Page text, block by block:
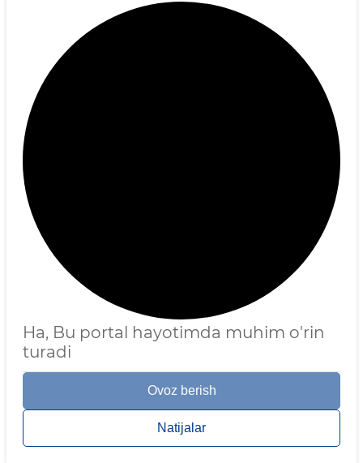
Ha, Bu portal hayotimda muhim o'rin
turadi
Ovoz berish
Natijalar